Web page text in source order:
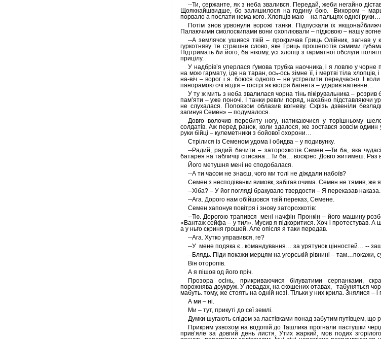
--Ти, сержанте, як з неба звалився. Передай, жеби негайно
Щоякнайшвидше, бо залишилося на годину бою.
Вихором –
порвало а послати нема кого. Хлопців маю – на пальцях одної руки…
Потім знов урвонули ворожі танки. Підпускали їх
Палаючими смолоскипами вони охоплювали – підковою – нашу
--А землячок ушився твій – прокричав Гриць Олійник, загнав у
гуркотняву те страшне слово, яке Гриць прошепотів самими
Підтримать би його, ба нікому, усі хлопці з гарматної обслуги
прицілу.
У надбрів’я уперлася ґумова трубка наочника, і я ловлю у
на мою гармату, іде на таран, ось-ось зімне її, і мертві тіла
на-віч – ворог і я. боюся одного – не устрелити передчасно. І коли
панорамою очі водія – гострі як вістря багнета – ударив напевне…
У ту ж мить з неба звалилася чорна тінь пікірувальника –
пам’яти – уже поночі. І танки ревли поряд, нахабно підставляючи
не слухалася. Поповзом облазив вогневу. Скрізь дзвеніли
загинув Семен» -- подумалося.
Довго волочив перебиту ногу, натикаючися у торішньому
солдатів. Аж перед ранок, коли здалося, же зостався зовсім одмин
руки бійці – кулеметники з бойової охорони…
Стрілися із Семеном удома і обидва – у подивунку.
--Радий, радий бачити – заторохкотів Семен.—Ти ба, яка
батарея на табличці списана…Ти ба… воскрес. Довго житимеш. Раз
Його метушня мені не сподобалася.
--А ти часом не знаєш, чого ми толі не діждали набоїв?
Семен з несподіванки вимовк, забігав очима. Семен не тямив, же
--Хіба? – У йог погляді бракувало твердости – Я переказав наказа.
--Ага. Дорого нам обійшовся твій переказ, Семене.
Семен хапонув повітря і знову заторохкотів:
--Тю. Дорогою трапився
мені начфін Пронкін – його машину
«Вантаж сейфа – у тил». Мусив я підкоритися. Хоч і протестував.
а у ньго скриня грошей. Але опісля я таки передав.
--Ага. Хутко управився, ге?
--У мене подяка є.. командування… за урятунок цінностей… --
--Блядь. Піди покажи мерцям на угорській рівнині – там…покажи,
Він оторопів.
А я пішов од його пріч.
Прозора осінь, прикриваючися білуватими серпанками,
порожнява доукруж. У левадах, на скошених отавах, табуняться
мабуть. тому, же стоять на одній нозі. Тільки у них крила. Знялися – і
А ми – ні.
Ми – тут, прикуті до сеї землі.
Думки шугають слідом за ластівками понад забутим путівцем, що
Прикрим узвозом на водопій до Ташлика прогнали пастушки
прив’яле за довгий день листя. Утих жаркий, мов подих